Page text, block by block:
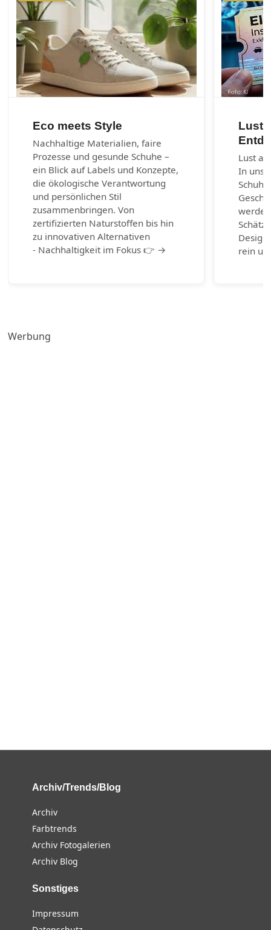
Eco meets Style
Nachhaltige Materialien, faire
Prozesse und gesunde Schuhe –
ein Blick auf Labels und Konzepte,
die ökologische Verantwortung
und persönlichen Stil
zusammenbringen. Von
zertifizierten Naturstoffen bis hin
zu innovativen Alternativen
- Nachhaltigkeit im Fokus 👉 →
Lust
Lust
In
rein
Werbung
Archiv/Trends/Blog
Archiv
Farbtrends
Archiv Fotogalerien
Archiv Blog
Sonstiges
Impressum